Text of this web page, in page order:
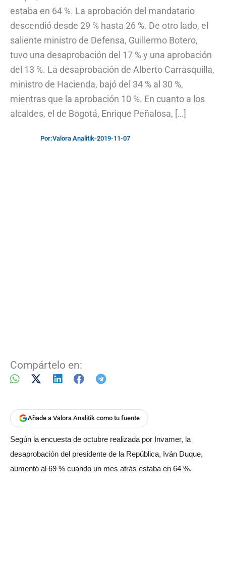
estaba en 64 %. La aprobación del mandatario
descendió desde 29 % hasta 26 %. De otro lado, el
saliente ministro de Defensa, Guillermo Botero,
tuvo una desaprobación del 17 % y una aprobación
del 13 %. La desaprobación de Alberto Carrasquilla,
ministro de Hacienda, bajó del 34 % al 30 %,
mientras que la aprobación 10 %. En cuanto a los
alcaldes, el de Bogotá, Enrique Peñalosa, […]
Por:Valora Analitik-2019-11-07
Compártelo en:
Añade a Valora Analitik como tu fuente
Según la encuesta de octubre realizada por Invamer, la
desaprobación del presidente de la República, Iván Duque,
aumentó al 69 % cuando un mes atrás estaba en 64 %.